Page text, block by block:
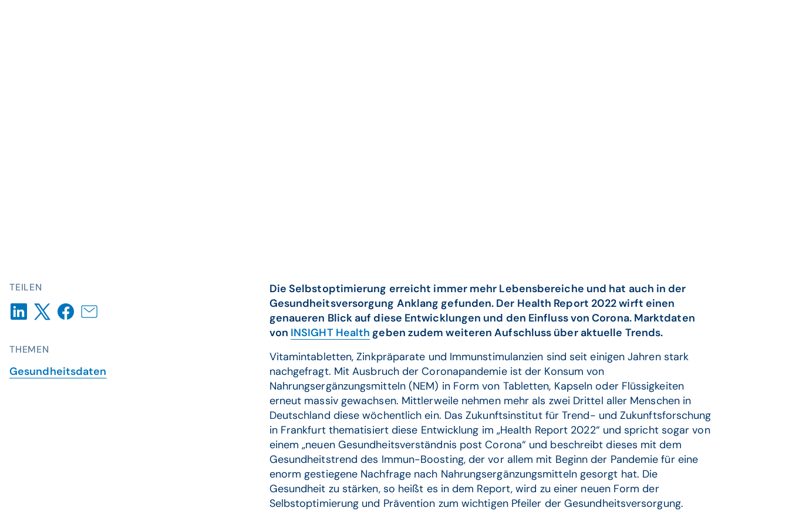
TEILEN
THEMEN
Gesundheitsdaten
Die Selbstoptimierung erreicht immer mehr Lebensbereiche und hat auch in der
Gesundheitsversorgung Anklang gefunden. Der Health Report 2022 wirft einen
genaueren Blick auf diese Entwicklungen und den Einfluss von Corona. Marktdaten
von INSIGHT Health geben zudem weiteren Aufschluss über aktuelle Trends.
Vitamintabletten, Zinkpräparate und Immunstimulanzien sind seit einigen Jahren stark
nachgefragt. Mit Ausbruch der Coronapandemie ist der Konsum von
Nahrungsergänzungsmitteln (NEM) in Form von Tabletten, Kapseln oder Flüssigkeiten
erneut massiv gewachsen. Mittlerweile nehmen mehr als zwei Drittel aller Menschen in
Deutschland diese wöchentlich ein. Das Zukunftsinstitut für Trend- und Zukunftsforschung
in Frankfurt thematisiert diese Entwicklung im „Health Report 2022“ und spricht sogar von
einem „neuen Gesundheitsverständnis post Corona“ und beschreibt dieses mit dem
Gesundheitstrend des Immun-Boosting, der vor allem mit Beginn der Pandemie für eine
enorm gestiegene Nachfrage nach Nahrungsergänzungsmitteln gesorgt hat. Die
Gesundheit zu stärken, so heißt es in dem Report, wird zu einer neuen Form der
Selbstoptimierung und Prävention zum wichtigen Pfeiler der Gesundheitsversorgung.